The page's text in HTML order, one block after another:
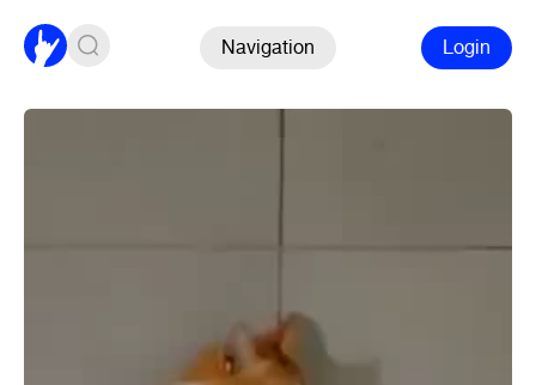
Navigation Login